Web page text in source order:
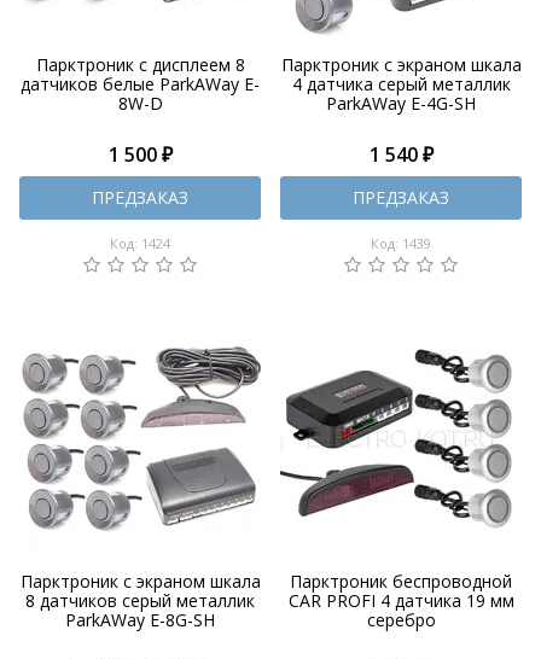
Парктроник с дисплеем 8
датчиков белые ParkAWay E-
8W-D
1 500 ₽
ПРЕДЗАКАЗ
Код: 1424
Парктроник с экраном шкала
4 датчика серый металлик
ParkAWay E-4G-SH
1 540 ₽
ПРЕДЗАКАЗ
Код: 1439
Парктроник с экраном шкала
8 датчиков серый металлик
ParkAWay E-8G-SH
Парктроник беспроводной
CAR PROFI 4 датчика 19 мм
серебро